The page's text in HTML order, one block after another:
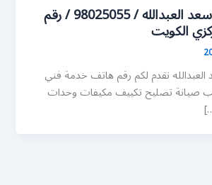
تركيب تكييف سعد العبدالله / 98025055 / رقم
الكويت
نقدم لكم رقم هاتف خدمة فني
صيانة تصليح تكييف مكيفات وحدات